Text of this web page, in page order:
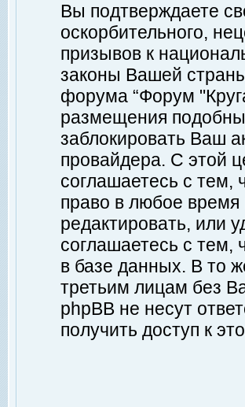
Вы подтверждаете
оскорбительного,
призывов к
законы Вашей
форума “Форум
размещения
заблокировать Ваш
провайдера. С этой
соглашаетесь с тем,
право в любое
редактировать, или
соглашаетесь с тем,
в базе данных. В то
третьим лицам без
phpBB не несут
получить доступ к